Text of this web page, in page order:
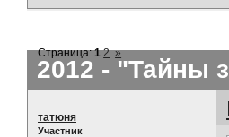
2012 - "Тайны
Страница:1 2 »
татюня
Участник